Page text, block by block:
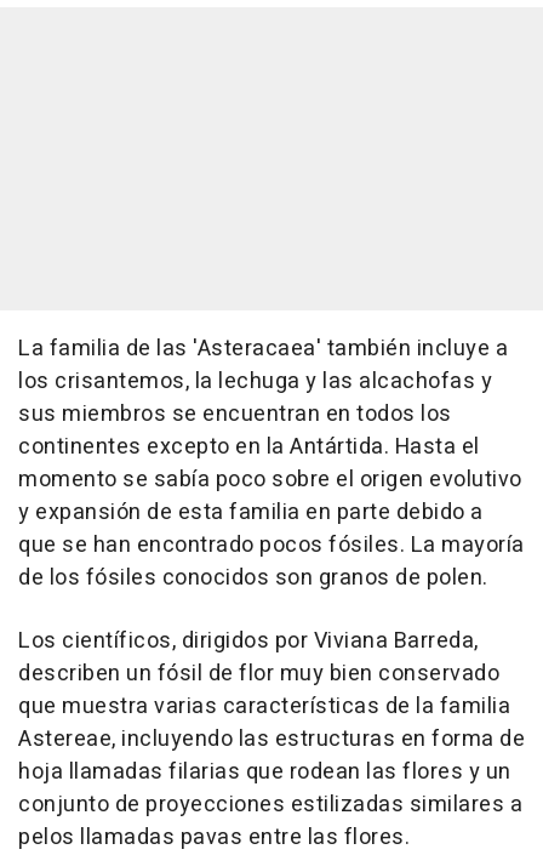
La familia de las 'Asteracaea' también incluye a
los crisantemos, la lechuga y las alcachofas y
sus miembros se encuentran en todos los
continentes excepto en la Antártida. Hasta el
momento se sabía poco sobre el origen evolutivo
y expansión de esta familia en parte debido a
que se han encontrado pocos fósiles. La mayoría
de los fósiles conocidos son granos de polen.
Los científicos, dirigidos por Viviana Barreda,
describen un fósil de flor muy bien conservado
que muestra varias características de la familia
Astereae, incluyendo las estructuras en forma de
hoja llamadas filarias que rodean las flores y un
conjunto de proyecciones estilizadas similares a
pelos llamadas pavas entre las flores.